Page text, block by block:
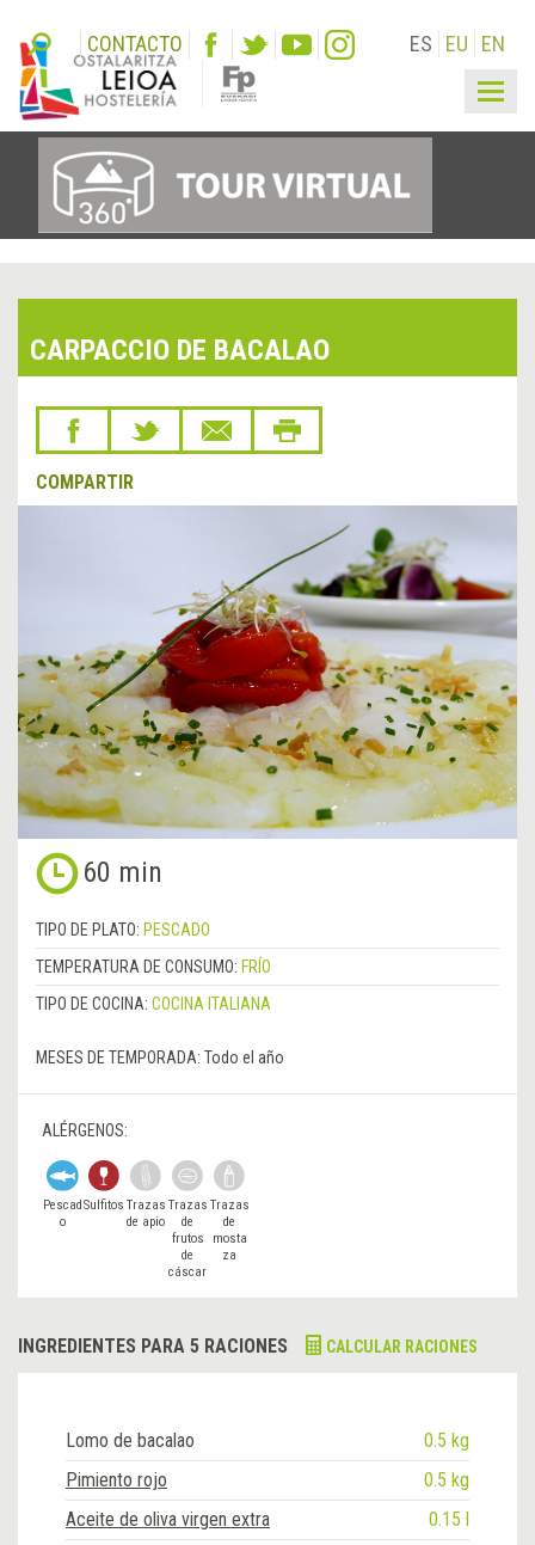
CONTACTO ES EU EN
CARPACCIO DE BACALAO
COMPARTIR
60 min
TIPO DE PLATO: PESCADO
TEMPERATURA DE CONSUMO: FRÍO
TIPO DE COCINA: COCINA ITALIANA
MESES DE TEMPORADA: Todo el año
ALÉRGENOS:
Pescad
o
Sulfitos Trazas
de apio
Trazas
de
frutos
de
cáscar
Trazas
de
mosta
za
INGREDIENTES PARA 5 RACIONES CALCULAR RACIONES
Lomo de bacalao
0.5 kg
Pimiento rojo
0.5 kg
Aceite de oliva virgen extra
0.15 l